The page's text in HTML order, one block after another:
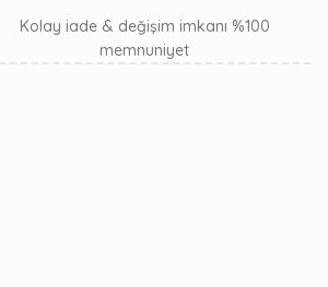
Kolay iade & değişim imkanı %100
memnuniyet